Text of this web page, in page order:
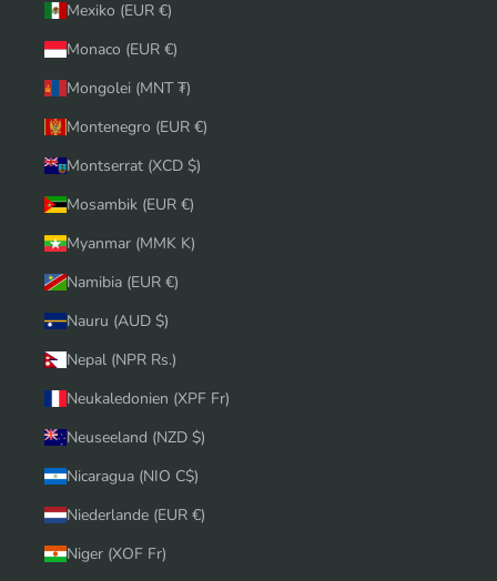
Mexiko (EUR €)
Monaco (EUR €)
Mongolei (MNT ₮)
Montenegro (EUR €)
Montserrat (XCD $)
Mosambik (EUR €)
Myanmar (MMK K)
Namibia (EUR €)
Nauru (AUD $)
Nepal (NPR Rs.)
Neukaledonien (XPF Fr)
Neuseeland (NZD $)
Nicaragua (NIO C$)
Niederlande (EUR €)
Niger (XOF Fr)